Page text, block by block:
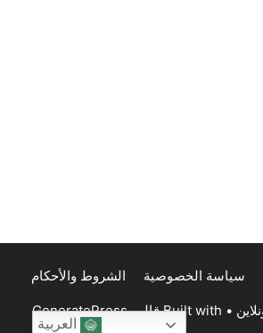
سياسة الخصوصية الشروط والأحكام
• Built with قالب GeneratePress
العربية